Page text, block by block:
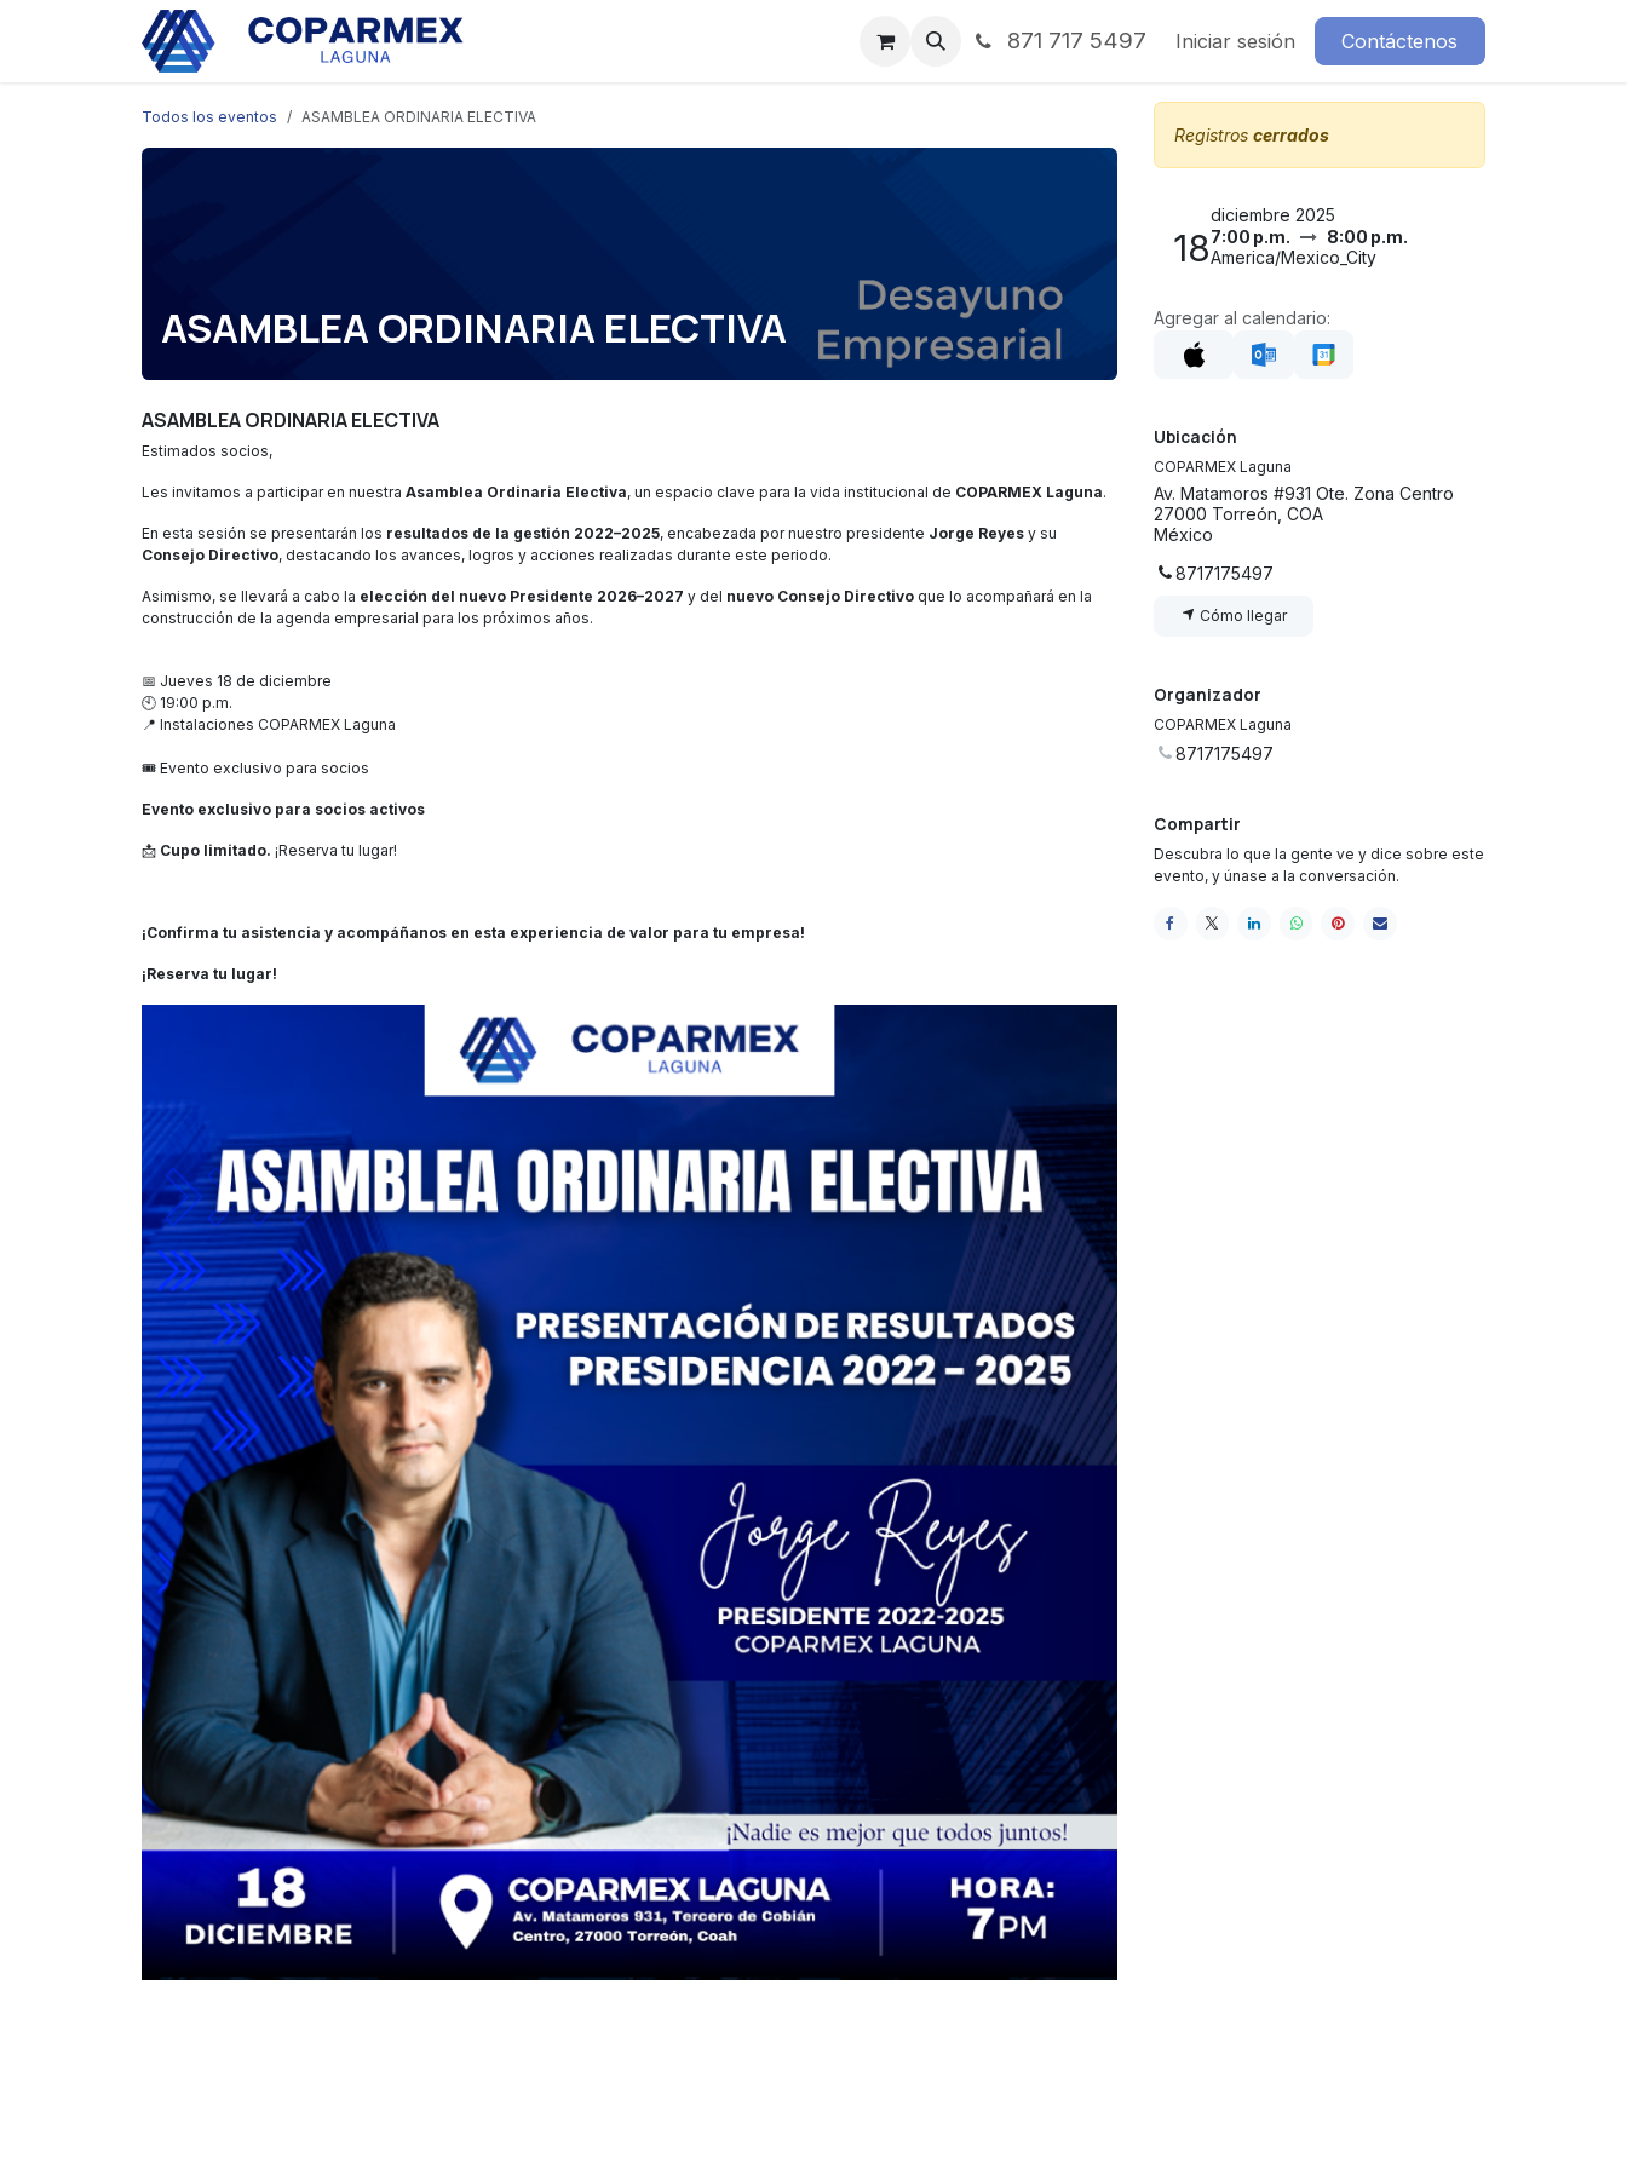
Noticias Contáctenos871 717 5497 Iniciar sesión Contáctenos
Todos los eventos ASAMBLEA ORDINARIA ELECTIVA
ASAMBLEA ORDINARIA ELECTIVA
ASAMBLEA ORDINARIA ELECTIVA
Estimados socios,
Les invitamos a participar en nuestra Asamblea Ordinaria Electiva, un espacio clave para la vida institucional de COPARMEX Laguna.
En esta sesión se presentarán los resultados de la gestión 2022–2025, encabezada por nuestro presidente Jorge Reyes y su
Consejo Directivo, destacando los avances, logros y acciones realizadas durante este periodo.
Asimismo, se llevará a cabo la elección del nuevo Presidente 2026–2027 y del nuevo Consejo Directivo que lo acompañará en la
construcción de la agenda empresarial para los próximos años.
📅 Jueves 18 de diciembre
🕙 19:00 p.m.
📍 Instalaciones COPARMEX Laguna
🎟️ Evento exclusivo para socios
Evento exclusivo para socios activos
📩 Cupo limitado. ¡Reserva tu lugar!
¡Confirma tu asistencia y acompáñanos en esta experiencia de valor para tu empresa!
¡Reserva tu lugar!
Registros cerrados
18
diciembre 2025
7:00 p.m.
8:00 p.m.
America/Mexico_City
Agregar al calendario:
Ubicación
COPARMEX Laguna
Av. Matamoros #931 Ote. Zona Centro
27000 Torreón, COA
México
8717175497
Cómo llegar
Organizador
COPARMEX Laguna
8717175497
Compartir
Descubra lo que la gente ve y dice sobre este
evento, y únase a la conversación.